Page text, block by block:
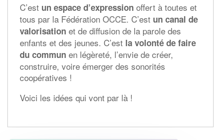
C’est un espace d’expression offert à toutes et
tous par la Fédération OCCE. C’est un canal de
valorisation et de diffusion de la parole des
enfants et des jeunes. C’est la volonté de faire
du commun en légèreté, l’envie de créer,
construire, voire émerger des sonorités
coopératives !
Voici les idées qui vont par là !